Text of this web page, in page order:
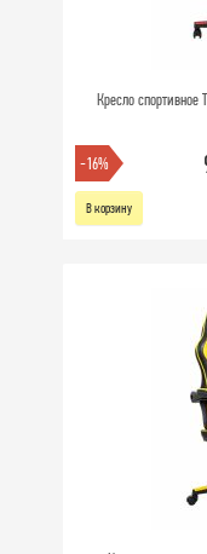
Кресло спортивное
-16%
В корзину